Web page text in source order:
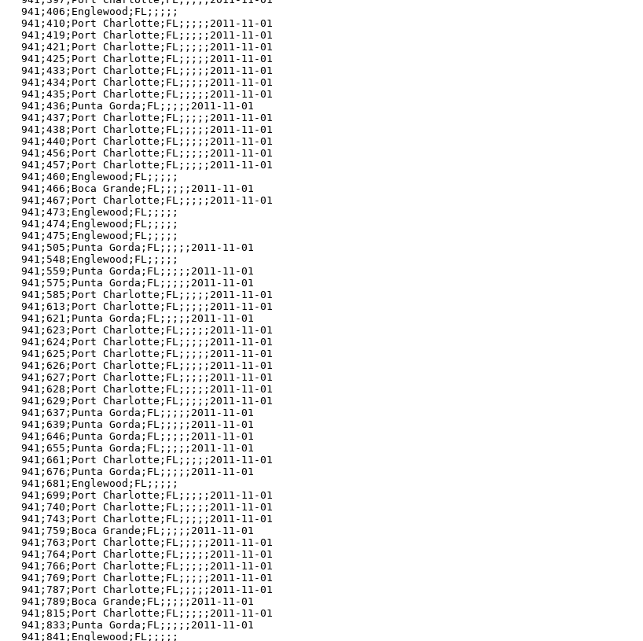
941;406;Englewood;FL;;;;;
941;410;Port Charlotte;FL;;;;;2011-11-01
941;419;Port Charlotte;FL;;;;;2011-11-01
941;421;Port Charlotte;FL;;;;;2011-11-01
941;425;Port Charlotte;FL;;;;;2011-11-01
941;433;Port Charlotte;FL;;;;;2011-11-01
941;434;Port Charlotte;FL;;;;;2011-11-01
941;435;Port Charlotte;FL;;;;;2011-11-01
941;436;Punta Gorda;FL;;;;;2011-11-01
941;437;Port Charlotte;FL;;;;;2011-11-01
941;438;Port Charlotte;FL;;;;;2011-11-01
941;440;Port Charlotte;FL;;;;;2011-11-01
941;456;Port Charlotte;FL;;;;;2011-11-01
941;457;Port Charlotte;FL;;;;;2011-11-01
941;460;Englewood;FL;;;;;
941;466;Boca Grande;FL;;;;;2011-11-01
941;467;Port Charlotte;FL;;;;;2011-11-01
941;473;Englewood;FL;;;;;
941;474;Englewood;FL;;;;;
941;475;Englewood;FL;;;;;
941;505;Punta Gorda;FL;;;;;2011-11-01
941;548;Englewood;FL;;;;;
941;559;Punta Gorda;FL;;;;;2011-11-01
941;575;Punta Gorda;FL;;;;;2011-11-01
941;585;Port Charlotte;FL;;;;;2011-11-01
941;613;Port Charlotte;FL;;;;;2011-11-01
941;621;Punta Gorda;FL;;;;;2011-11-01
941;623;Port Charlotte;FL;;;;;2011-11-01
941;624;Port Charlotte;FL;;;;;2011-11-01
941;625;Port Charlotte;FL;;;;;2011-11-01
941;626;Port Charlotte;FL;;;;;2011-11-01
941;627;Port Charlotte;FL;;;;;2011-11-01
941;628;Port Charlotte;FL;;;;;2011-11-01
941;629;Port Charlotte;FL;;;;;2011-11-01
941;637;Punta Gorda;FL;;;;;2011-11-01
941;639;Punta Gorda;FL;;;;;2011-11-01
941;646;Punta Gorda;FL;;;;;2011-11-01
941;655;Punta Gorda;FL;;;;;2011-11-01
941;661;Port Charlotte;FL;;;;;2011-11-01
941;676;Punta Gorda;FL;;;;;2011-11-01
941;681;Englewood;FL;;;;;
941;699;Port Charlotte;FL;;;;;2011-11-01
941;740;Port Charlotte;FL;;;;;2011-11-01
941;743;Port Charlotte;FL;;;;;2011-11-01
941;759;Boca Grande;FL;;;;;2011-11-01
941;763;Port Charlotte;FL;;;;;2011-11-01
941;764;Port Charlotte;FL;;;;;2011-11-01
941;766;Port Charlotte;FL;;;;;2011-11-01
941;769;Port Charlotte;FL;;;;;2011-11-01
941;787;Port Charlotte;FL;;;;;2011-11-01
941;789;Boca Grande;FL;;;;;2011-11-01
941;815;Port Charlotte;FL;;;;;2011-11-01
941;833;Punta Gorda;FL;;;;;2011-11-01
941;841;Englewood;FL;;;;;